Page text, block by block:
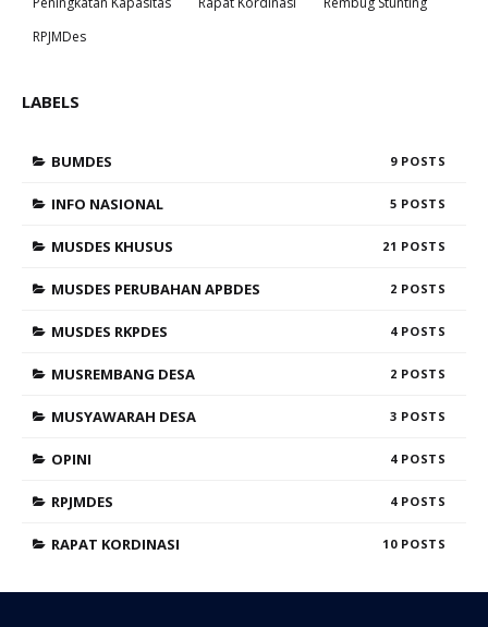
RPJMDes
LABELS
BUMDES 9
INFO NASIONAL 5
MUSDES KHUSUS 21
MUSDES PERUBAHAN APBDES 2
MUSDES RKPDES 4
MUSREMBANG DESA 2
MUSYAWARAH DESA 3
OPINI 4
RPJMDES 4
RAPAT KORDINASI 10